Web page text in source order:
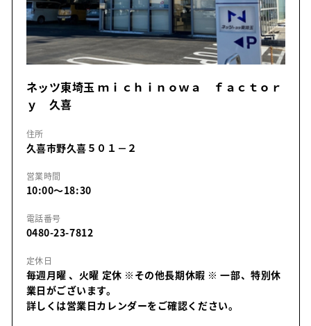
ネッツ東埼玉 ｍｉｃｈｉｎｏｗａ ｆａｃｔｏｒ
ｙ 久喜
住所
久喜市野久喜５０１－２
営業時間
10:00～18:30
電話番号
0480-23-7812
定休日
毎週月曜 、火曜 定休 ※その他長期休暇 ※ 一部、特別休
業日がございます。
詳しくは営業日カレンダーをご確認ください。